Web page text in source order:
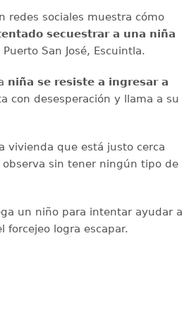
redes sociales muestra cómo
secuestrar a una niña
San José, Escuintla.
niña se resiste a ingresar a
con desesperación y llama a su
vivienda que está justo cerca
sin tener ningún tipo de
un niño para intentar ayudar a
forcejeo logra escapar.